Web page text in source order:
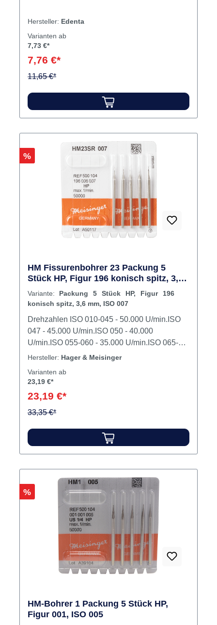
Hersteller: Edenta
Varianten ab
7,73 €*
7,76 €*
11,65 €*
Rabatt
%
HM Fissurenbohrer 23 Packung 5
Stück HP, Figur 196 konisch spitz, 3,6
mm, ISO 007
Variante: Packung 5 Stück HP, Figur 196
konisch spitz, 3,6 mm, ISO 007
Drehzahlen ISO 010-045 - 50.000 U/min.ISO
047 - 45.000 U/min.ISO 050 - 40.000
U/min.ISO 055-060 - 35.000 U/min.ISO 065-
070 - 30.000 U/min.ISO 075-090 - 25.000
130 - 18.000 U/min.ISO 140-150 - 16.000
190 - 12.000 U/min.ISO 200-220 - 10.000
U/min. Modellgusstechnik, Modellherstellung,
Hersteller: Hager & Meisinger
Varianten ab
23,19 €*
23,19 €*
33,35 €*
Rabatt
%
HM-Bohrer 1 Packung 5 Stück HP,
Figur 001, ISO 005